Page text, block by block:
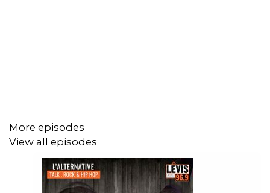
More episodes
View all episodes